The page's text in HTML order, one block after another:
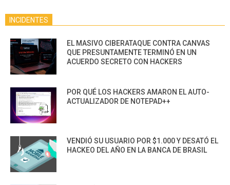
INCIDENTES
EL MASIVO CIBERATAQUE CONTRA CANVAS
QUE PRESUNTAMENTE TERMINÓ EN UN
ACUERDO SECRETO CON HACKERS
POR QUÉ LOS HACKERS AMARON EL AUTO-
ACTUALIZADOR DE NOTEPAD++
VENDIÓ SU USUARIO POR $1.000 Y DESATÓ EL
HACKEO DEL AÑO EN LA BANCA DE BRASIL